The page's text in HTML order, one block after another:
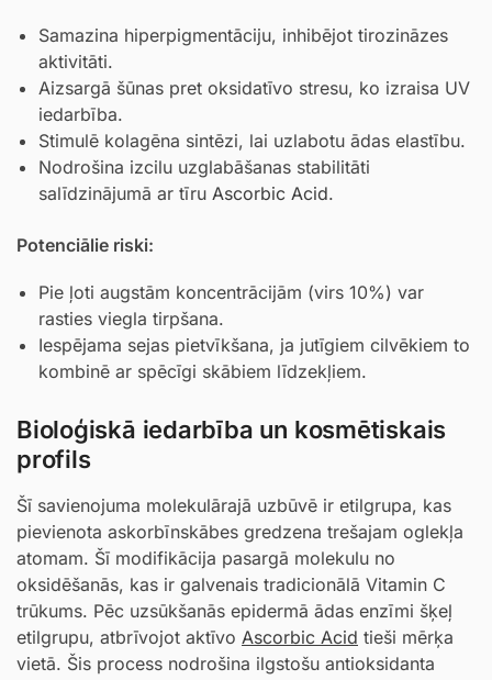
Samazina hiperpigmentāciju, inhibējot tirozināzes
aktivitāti.
Aizsargā šūnas pret oksidatīvo stresu, ko izraisa UV
iedarbība.
Stimulē kolagēna sintēzi, lai uzlabotu ādas elastību.
Nodrošina izcilu uzglabāšanas stabilitāti
salīdzinājumā ar tīru Ascorbic Acid.
Potenciālie riski:
Pie ļoti augstām koncentrācijām (virs 10%) var
rasties viegla tirpšana.
Iespējama sejas pietvīkšana, ja jutīgiem cilvēkiem to
kombinē ar spēcīgi skābiem līdzekļiem.
Bioloģiskā iedarbība un kosmētiskais
profils
Šī savienojuma molekulārajā uzbūvē ir etilgrupa, kas
pievienota askorbīnskābes gredzena trešajam oglekļa
atomam. Šī modifikācija pasargā molekulu no
oksidēšanās, kas ir galvenais tradicionālā Vitamin C
trūkums. Pēc uzsūkšanās epidermā ādas enzīmi šķeļ
etilgrupu, atbrīvojot aktīvo Ascorbic Acid tieši mērķa
vietā. Šis process nodrošina ilgstošu antioksidanta